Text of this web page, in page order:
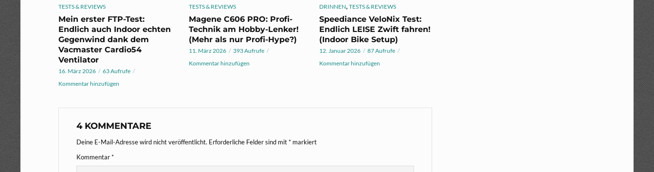
TESTS & REVIEWS
Mein erster FTP-Test:
Endlich auch Indoor echten
Gegenwind dank dem
Vacmaster Cardio54
Ventilator
16. März 2026
63 Aufrufe
Kommentar hinzufügen
TESTS & REVIEWS
Magene C606 PRO: Profi-
Technik am Hobby-Lenker!
(Mehr als nur Profi-Hype?)
11. März 2026
393 Aufrufe
Kommentar hinzufügen
DRINNEN, TESTS & REVIEWS
Speediance VeloNix Test:
Endlich LEISE Zwift fahren!
(Indoor Bike Setup)
12. Januar 2026
87 Aufrufe
Kommentar hinzufügen
4 KOMMENTARE
Deine E-Mail-Adresse wird nicht veröffentlicht. Erforderliche Felder sind mit* markiert
Kommentar*